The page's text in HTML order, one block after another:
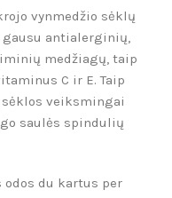
vynmedžio sėklų
gausu antialerginių,
medžiagų, taip
C ir E. Taip
sėklos veiksmingai
saulės spindulių
du kartus per